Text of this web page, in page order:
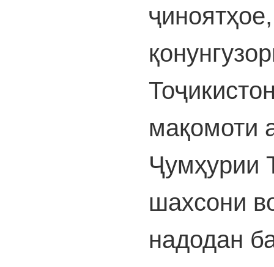
мақомоти
Ҷумҳурии
шахсони
надодан